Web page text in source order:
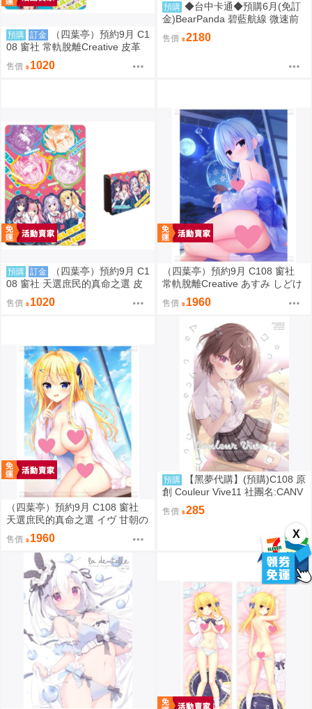
X
預購 訂金
（四葉亭）預約9月 C1
08 窗社 常軌脫離Creative 皮革
製名片夾 0814
售價 1020
預購 ◆台中卡通◆預購6月(免訂
金)BearPanda 碧藍航線 微速前
行 奧德莉亞 俾斯麥 1/6 附特典 1
107
售價 2180
預購 訂金
（四葉亭）預約9月 C1
08 窗社 天選庶民的真命之選 皮
革製名片夾 0814
售價 1020
（四葉亭）預約9月 C108 窗社
常軌脫離Creative あすみ しどけ
ない浴衣ver B1&B2掛軸 0814
售價 1960
（四葉亭）預約9月 C108 窗社
天選庶民的真命之選 イヴ 甘朝の
彼シャツver B1&B2掛軸 0814
售價 1960
預購
【黑夢代購】(預購)C108 原
創 Couleur Vive11 社團名:CANV
AS+GARDEN 繪師:宮坂みゆ
售價 285